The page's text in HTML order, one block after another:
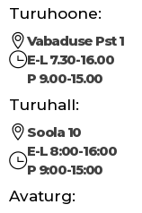
Turuhoone:
Vabaduse Pst 1
E-L 7.30-16.00
P 9.00-15.00
Turuhall:
Soola 10
E-L 8:00-16:00
P 9:00-15:00
Avaturg: